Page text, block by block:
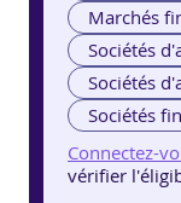
Marchés
Sociétés
Sociétés
Sociétés
Connectez-
vérifier